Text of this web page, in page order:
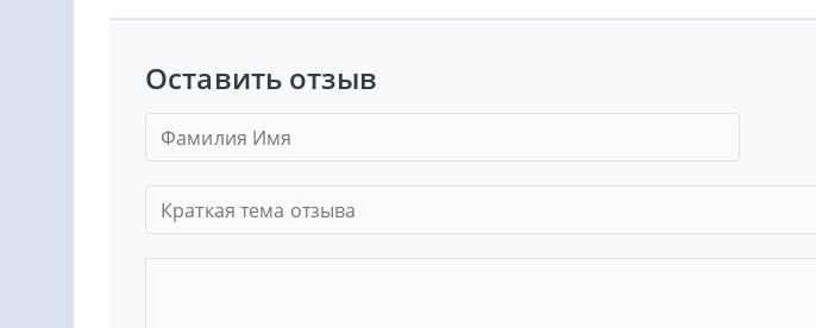
Оставить отзыв